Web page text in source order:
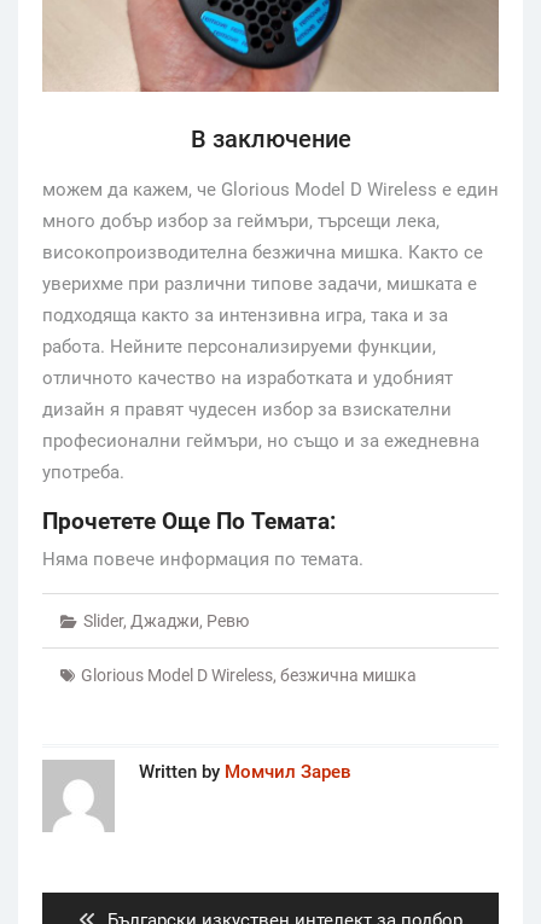
В заключение
можем да кажем, че Glorious Model D Wireless е един
много добър избор за геймъри, търсещи лека,
високопроизводителна безжична мишка. Както се
уверихме при различни типове задачи, мишката е
подходяща както за интензивна игра, така и за
работа. Нейните персонализируеми функции,
отличното качество на изработката и удобният
дизайн я правят чудесен избор за взискателни
професионални геймъри, но също и за ежедневна
употреба.
Прочетете Още По Темата:
Няма повече информация по темата.
Slider, Джаджи, Ревю
Glorious Model D Wireless, безжична мишка
Written by Момчил Зарев
Previous